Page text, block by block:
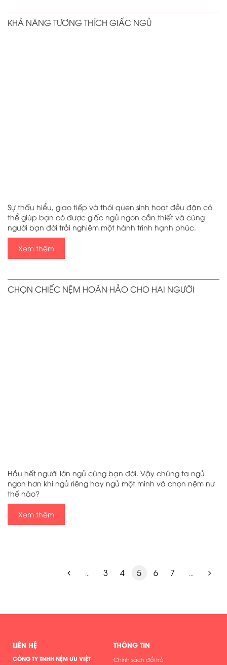
KHẢ NĂNG TƯƠNG THÍCH GIẤC NGỦ
Sự thấu hiểu, giao tiếp và thói quen sinh hoạt đều đặn có
thể giúp bạn có được giấc ngủ ngon cần thiết và cùng
người bạn đời trải nghiệm một hành trình hạnh phúc.
Xem thêm
CHỌN CHIẾC NỆM HOÀN HẢO CHO HAI NGƯỜI
Hầu hết người lớn ngủ cùng bạn đời. Vậy chúng ta ngủ
ngon hơn khi ngủ riêng hay ngủ một mình và chọn nệm nư
thế nào?
Xem thêm
... 3 4 5 6 7 ...
LIÊN HỆ
CÔNG TY TNHH NỆM ƯU VIỆT
THÔNG TIN
Chính sách đổi trả